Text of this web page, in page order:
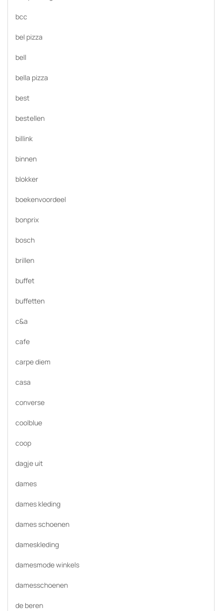
bcc
bel pizza
bell
bella pizza
best
bestellen
billink
binnen
blokker
boekenvoordeel
bonprix
bosch
brillen
buffet
buffetten
c&a
cafe
carpe diem
casa
converse
coolblue
coop
dagje uit
dames
dames kleding
dames schoenen
dameskleding
damesmode winkels
damesschoenen
de beren